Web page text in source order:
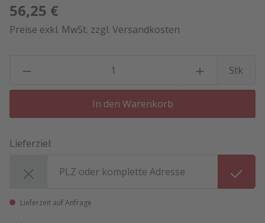
56,25 €
Preise exkl. MwSt. zzgl. Versandkosten
Stk
In den Warenkorb
Lieferziel:
Lieferzeit auf Anfrage